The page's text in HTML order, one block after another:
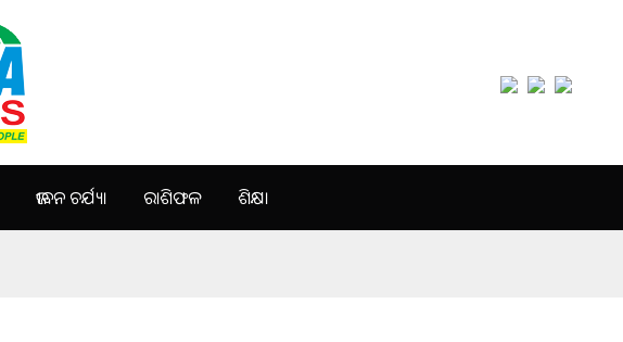
ଜୀବନ ଚର୍ଯ୍ୟା ରାଶିଫଳ ଶିକ୍ଷା